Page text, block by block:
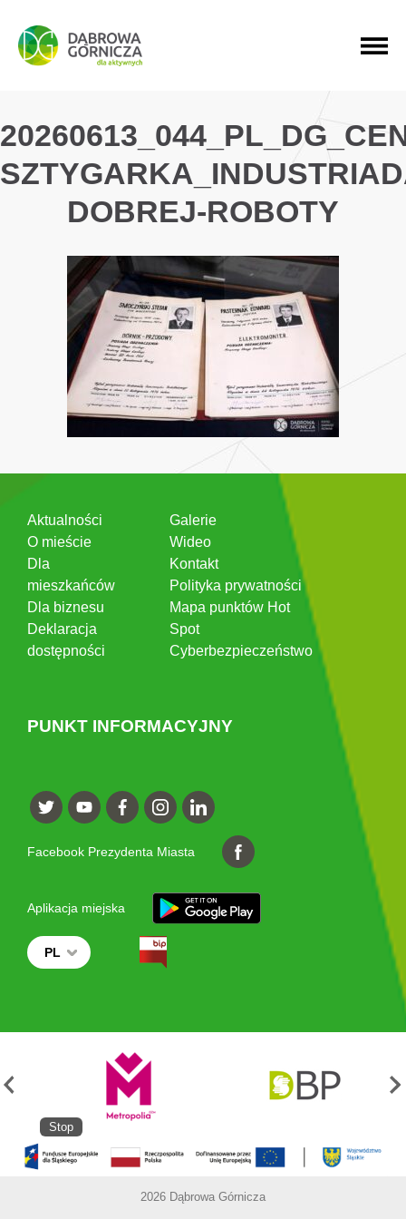
PRZEJDŹ DO MENU GŁÓWNEGO
PRZEJDŹ DO WYSZUKIWARKI
PRZEJDŹ DO TREŚCI
DOBREJ-ROBOTY
Aktualności
O mieście
Dla
mieszkańców
Dla biznesu
Deklaracja
dostępności
Galerie
Wideo
Kontakt
Polityka prywatności
Mapa punktów Hot
Spot
Cyberbezpieczeństwo
PUNKT INFORMACYJNY
Facebook Prezydenta Miasta
Aplikacja miejska
PL
Stop
2026 Dąbrowa Górnicza